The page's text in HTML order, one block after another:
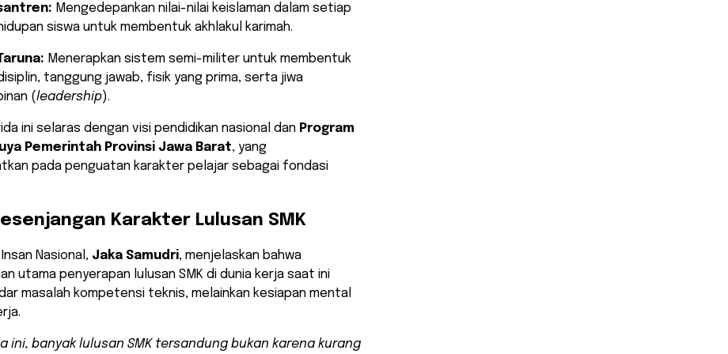
Mengedepankan nilai-nilai keislaman dalam setiap
siswa untuk membentuk akhlakul karimah.
Menerapkan sistem semi-militer untuk membentuk
tanggung jawab, fisik yang prima, serta jiwa
(leadership).
ini selaras dengan visi pendidikan nasional dan Program
Pemerintah Provinsi Jawa Barat, yang
pada penguatan karakter pelajar sebagai fondasi
Karakter Lulusan SMK
Insan Nasional, Jaka Samudri, menjelaskan bahwa
utama penyerapan lulusan SMK di dunia kerja saat ini
masalah kompetensi teknis, melainkan kesiapan mental
ini, banyak lulusan SMK tersandung bukan karena kurang